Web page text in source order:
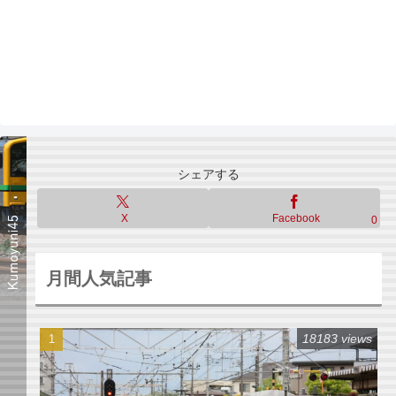
シェアする
X Facebook 0
月間人気記事
18183 views